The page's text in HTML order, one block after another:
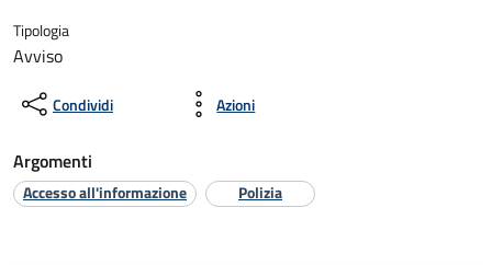
Tipologia
Avviso
Condividi Azioni
Argomenti
Accesso all'informazione Polizia